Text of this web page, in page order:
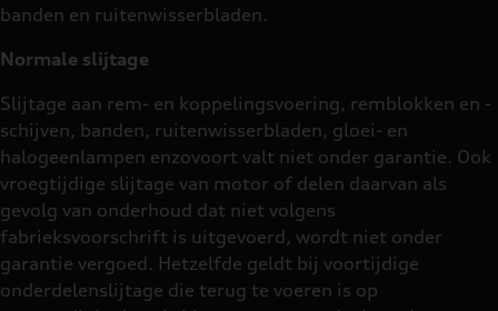
banden en ruitenwisserbladen.
Normale slijtage
Slijtage aan rem- en koppelingsvoering, remblokken en -
schijven, banden, ruitenwisserbladen, gloei- en
halogeenlampen enzovoort valt niet onder garantie. Ook
vroegtijdige slijtage van motor of delen daarvan als
gevolg van onderhoud dat niet volgens
fabrieksvoorschrift is uitgevoerd, wordt niet onder
garantie vergoed. Hetzelfde geldt bij voortijdige
onderdelenslijtage die terug te voeren is op